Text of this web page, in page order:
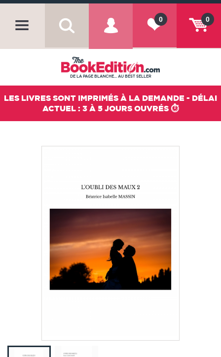
0
0
DE LA PAGE BLANCHE... AU BEST SELLER
LES LIVRES SONT IMPRIMÉS À LA DEMANDE - DÉLAI
ACTUEL : 3 À 5 JOURS OUVRÉS ⏱️